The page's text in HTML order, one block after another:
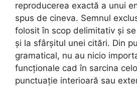
reproducerea exactă a unui
spus de cineva. Semnul
folosit în scop delimitativ și
și la sfârșitul unei citări. Din
gramatical, nu au nicio
funcționale cad în sarcina
punctuație interioară sau